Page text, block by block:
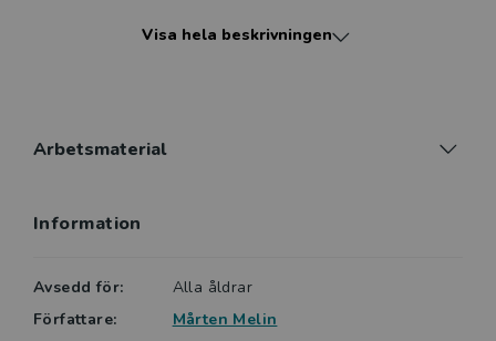
oväntat slut. Bodil har köpt en elgitarr och provar att
Sagt om Bodil sportar:
rolig bok för nybörjarna.
Visa hela beskrivningen
Arbetsmaterial
Information
Avsedd för:
Alla åldrar
Författare:
Mårten Melin